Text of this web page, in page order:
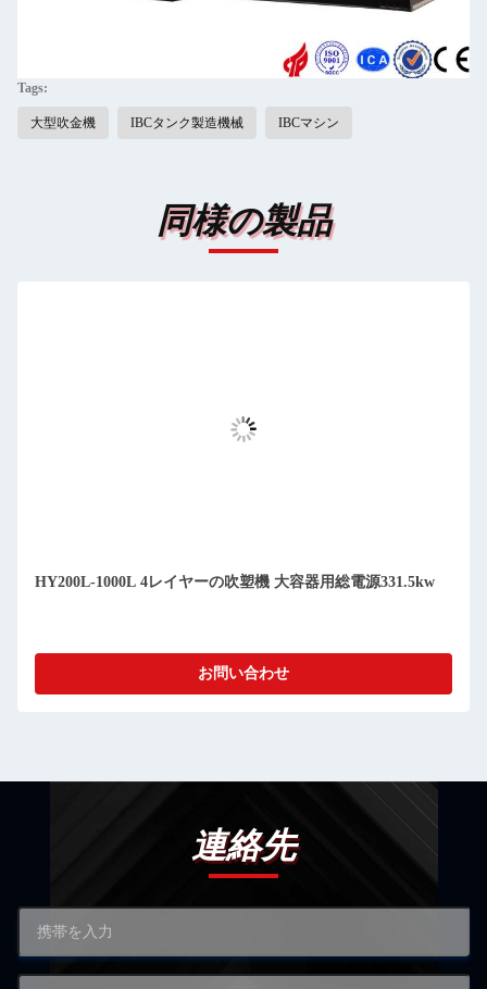
Tags:
大型吹金機 IBCタンク製造機械 IBCマシン
同様の製品
HY200L-1000L 4レイヤーの吹塑機 大容器用総電源331.5kw
お問い合わせ
連絡先